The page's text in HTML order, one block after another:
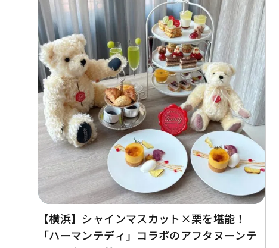
【横浜】シャインマスカット×栗を堪能！
「ハーマンテディ」コラボのアフタヌーンテ